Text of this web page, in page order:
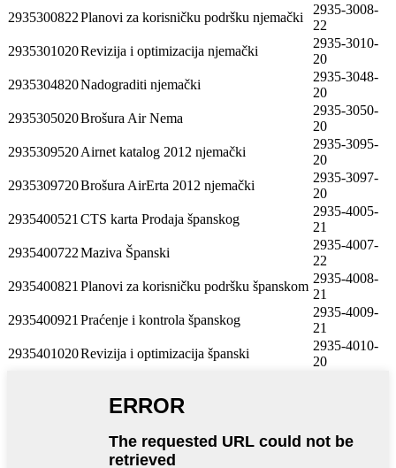
2935300822Planovi za korisničku podršku njemački
2935-3008-
22
2935301020Revizija i optimizacija njemački
2935-3010-
20
2935304820Nadograditi njemački
2935-3048-
20
2935305020Brošura Air Nema
2935-3050-
20
2935309520Airnet katalog 2012 njemački
2935-3095-
20
2935309720Brošura AirErta 2012 njemački
2935-3097-
20
2935400521 CTS karta Prodaja španskog
2935-4005-
21
2935400722Maziva Španski
2935-4007-
22
2935400821 Planovi za korisničku podršku španskom
2935-4008-
21
2935400921 Praćenje i kontrola španskog
2935-4009-
21
2935401020Revizija i optimizacija španski
2935-4010-
20